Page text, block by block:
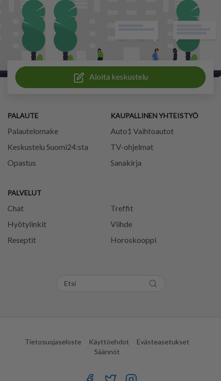
Aloita keskustelu
PALAUTE
Palautelomake
Keskustelu Suomi24:sta
Opastus
PALVELUT
Chat
Treffit
Hyötylinkit
Viihde
Reseptit
Horoskooppi
KAUPALLINEN YHTEISTYÖ
Auto1 Vaihtoautot
TV-ohjelmat
Sanakirja
Tietosuojaseloste Käyttöehdot
Evästeasetukset
Säännöt